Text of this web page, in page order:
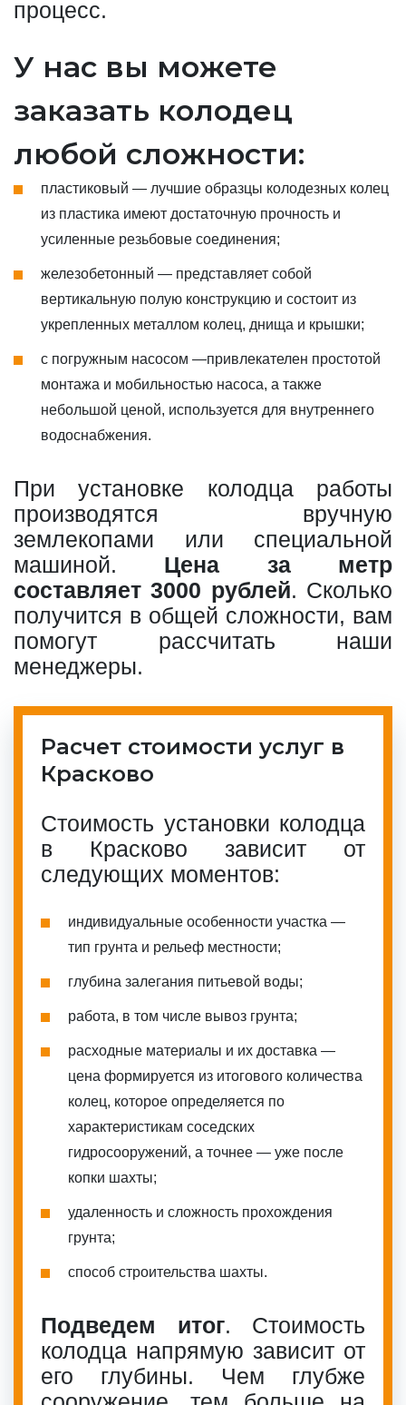
процесс.
У нас вы можете
заказать колодец
любой сложности:
пластиковый — лучшие образцы колодезных колец
из пластика имеют достаточную прочность и
усиленные резьбовые соединения;
железобетонный — представляет собой
вертикальную полую конструкцию и состоит из
укрепленных металлом колец, днища и крышки;
с погружным насосом —привлекателен простотой
монтажа и мобильностью насоса, а также
небольшой ценой, используется для внутреннего
водоснабжения.
При установке колодца работы
производятся вручную
землекопами или специальной
машиной. Цена за метр
составляет 3000 рублей. Сколько
получится в общей сложности, вам
помогут рассчитать наши
менеджеры.
Расчет стоимости услуг в
Красково
Стоимость установки колодца
в Красково зависит от
следующих моментов:
индивидуальные особенности участка —
тип грунта и рельеф местности;
глубина залегания питьевой воды;
работа, в том числе вывоз грунта;
расходные материалы и их доставка —
цена формируется из итогового количества
колец, которое определяется по
характеристикам соседских
гидросооружений, а точнее — уже после
копки шахты;
удаленность и сложность прохождения
грунта;
способ строительства шахты.
Подведем итог. Стоимость
колодца напрямую зависит от
его глубины. Чем глубже